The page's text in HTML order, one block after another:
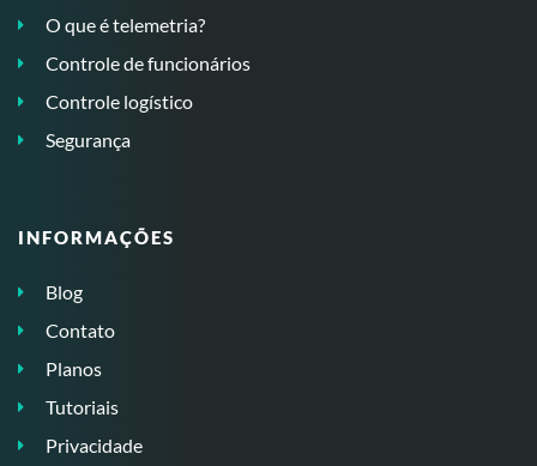
O que é telemetria?
Controle de funcionários
Controle logístico
Segurança
INFORMAÇÕES
Blog
Contato
Planos
Tutoriais
Privacidade